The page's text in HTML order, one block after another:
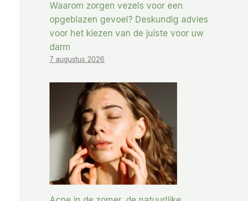
Waarom zorgen vezels voor een
opgeblazen gevoel? Deskundig advies
voor het kiezen van de juiste voor uw
darm
7 augustus 2026